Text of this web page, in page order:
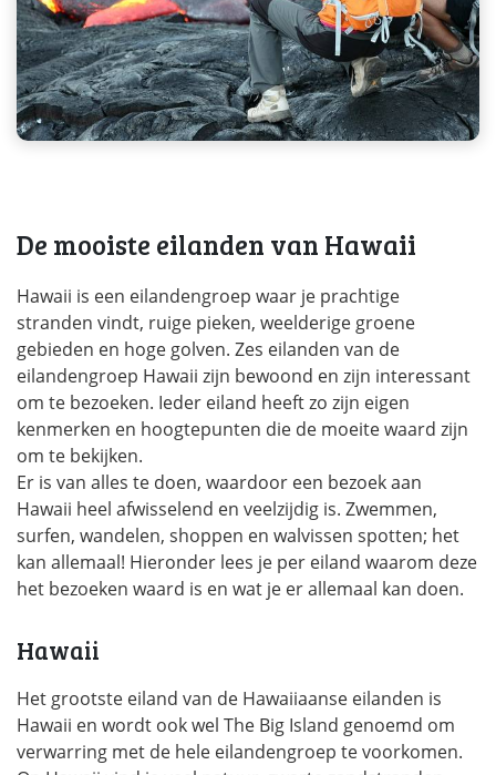
De mooiste eilanden van Hawaii
Hawaii is een eilandengroep waar je prachtige
stranden vindt, ruige pieken, weelderige groene
gebieden en hoge golven. Zes eilanden van de
eilandengroep Hawaii zijn bewoond en zijn interessant
om te bezoeken. Ieder eiland heeft zo zijn eigen
kenmerken en hoogtepunten die de moeite waard zijn
om te bekijken.
Er is van alles te doen, waardoor een bezoek aan
Hawaii heel afwisselend en veelzijdig is. Zwemmen,
surfen, wandelen, shoppen en walvissen spotten; het
kan allemaal! Hieronder lees je per eiland waarom deze
het bezoeken waard is en wat je er allemaal kan doen.
Hawaii
Het grootste eiland van de Hawaiiaanse eilanden is
Hawaii en wordt ook wel The Big Island genoemd om
verwarring met de hele eilandengroep te voorkomen.